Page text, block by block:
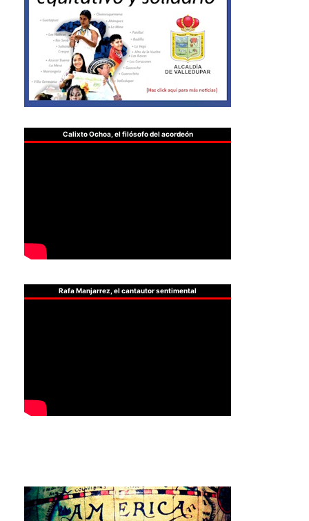
Calixto Ochoa, el filósofo del acordeón
Rafa Manjarrez, el cantautor sentimental